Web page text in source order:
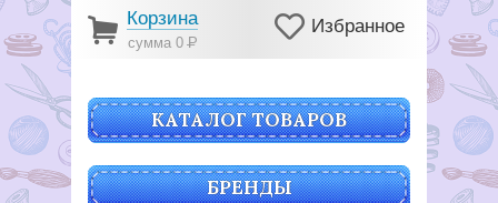
Корзина
сумма 0Р
Избранное
КАТАЛОГ ТОВАРОВ
БРЕНДЫ